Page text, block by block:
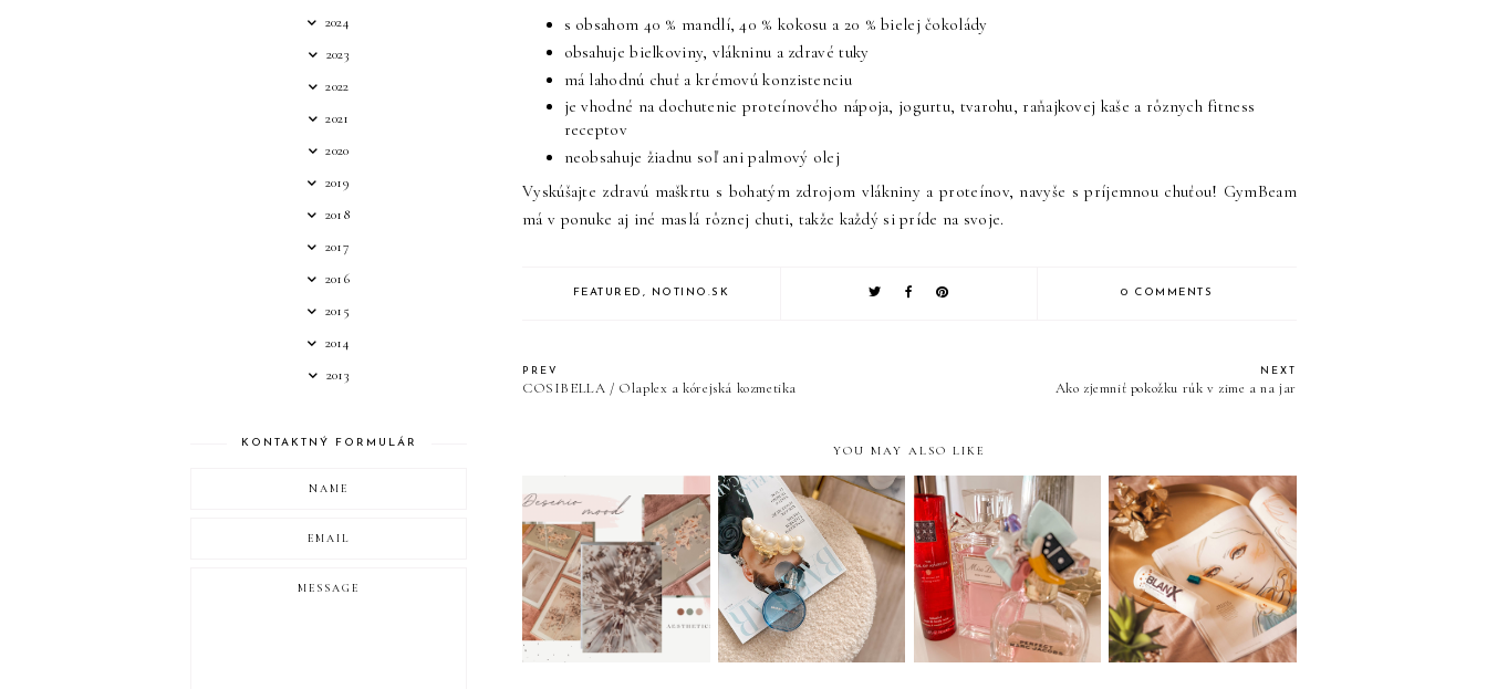
s obsahom 40 % mandlí, 40 % kokosu a 20 % bielej čokolády
obsahuje bielkoviny, vlákninu a zdravé tuky
má lahodnú chuť a krémovú konzistenciu
je vhodné na dochutenie proteínového nápoja, jogurtu, tvarohu, raňajkovej kaše a rôznych fitness
receptov
neobsahuje žiadnu soľ ani palmový olej
Vyskúšajte zdravú maškrtu s bohatým zdrojom vlákniny a proteínov, navyše s príjemnou chuťou! GymBeam
má v ponuke aj iné maslá rôznej chuti, takže každý si príde na svoje.
FEATURED , NOTINO.SK 0 COMMENTS
PREV
COSIBELLA / Olaplex a kórejská kozmetika
NEXT
Ako zjemniť pokožku rúk v zime a na jar
YOU MAY ALSO LIKE
DESENIO | inšpirácie,
pracovňa, detská izba |
zľava 40 %
Ariana Grande Cloud -
dupe na Baccarat
Rouge?
Moje TOP jarné vône
BLANX BIELIACA
ZUBNÁ PASTA
2024
2023
2022
2021
2020
2019
2018
2017
2016
2015
2014
2013
KONTAKTNÝ FORMULÁR